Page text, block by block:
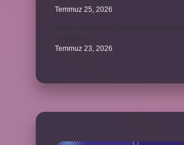
Temmuz 25, 2026
Temmuz 23, 2026